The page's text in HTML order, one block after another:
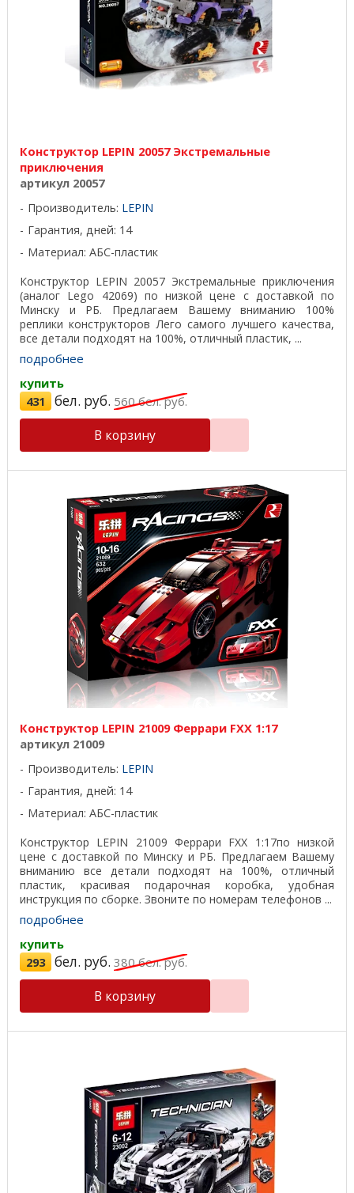
Конструктор LEPIN 20057 Экстремальные
приключения
артикул 20057
Производитель: LEPIN
Гарантия, дней: 14
Материал: АБС-пластик
Конструктор LEPIN 20057 Экстремальные приключения
(аналог Lego 42069) по низкой цене с доставкой по
Минску и РБ. Предлагаем Вашему вниманию 100%
реплики конструкторов Лего самого лучшего качества,
все детали подходят на 100%, отличный пластик, ...
подробнее
купить
431 бел. руб. 560бел. руб.
В корзину
Конструктор LEPIN 21009 Феррари FXX 1:17
артикул 21009
Производитель: LEPIN
Гарантия, дней: 14
Материал: АБС-пластик
Конструктор LEPIN 21009 Феррари FXX 1:17по низкой
цене с доставкой по Минску и РБ. Предлагаем Вашему
вниманию все детали подходят на 100%, отличный
пластик, красивая подарочная коробка, удобная
инструкция по сборке. Звоните по номерам телефонов ...
подробнее
купить
293 бел. руб. 380бел. руб.
В корзину